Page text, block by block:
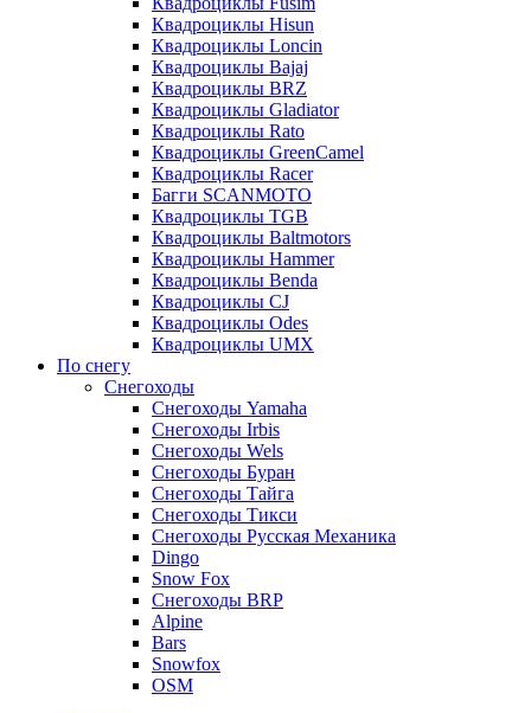
Квадроциклы Hisun
Квадроциклы Loncin
Квадроциклы Bajaj
Квадроциклы BRZ
Квадроциклы Gladiator
Квадроциклы Rato
Квадроциклы GreenCamel
Квадроциклы Racer
Багги SCANMOTO
Квадроциклы TGB
Квадроциклы Baltmotors
Квадроциклы Hammer
Квадроциклы Benda
Квадроциклы CJ
Квадроциклы Odes
Квадроциклы UMX
По снегу
Снегоходы
Снегоходы Yamaha
Снегоходы Irbis
Снегоходы Wels
Снегоходы Буран
Снегоходы Тайга
Снегоходы Тикси
Снегоходы Русская Механика
Dingo
Snow Fox
Снегоходы BRP
Alpine
Bars
Snowfox
OSM